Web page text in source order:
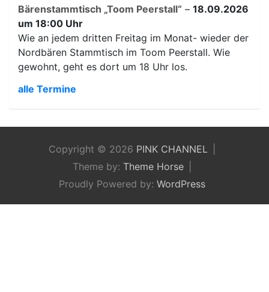
Bärenstammtisch „Toom Peerstall“ – 18.09.2026
um 18:00 Uhr
Wie an jedem dritten Freitag im Monat- wieder der
Nordbären Stammtisch im Toom Peerstall. Wie
gewohnt, geht es dort um 18 Uhr los.
alle Termine
Copyright © 2026 PINK CHANNEL
Theme by: Theme Horse
Proudly Powered by: WordPress